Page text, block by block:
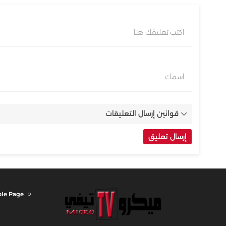
اكتب تعليقك هنا
اسمك
قوانين إرسال التعليقات
Page